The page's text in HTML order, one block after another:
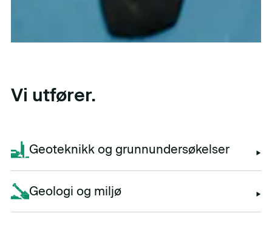
Vi utfører.
Geoteknikk og grunnundersøkelser
Geologi og miljø